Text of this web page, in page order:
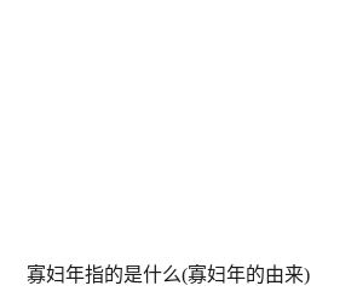
寡妇年指的是什么(寡妇年的由来)